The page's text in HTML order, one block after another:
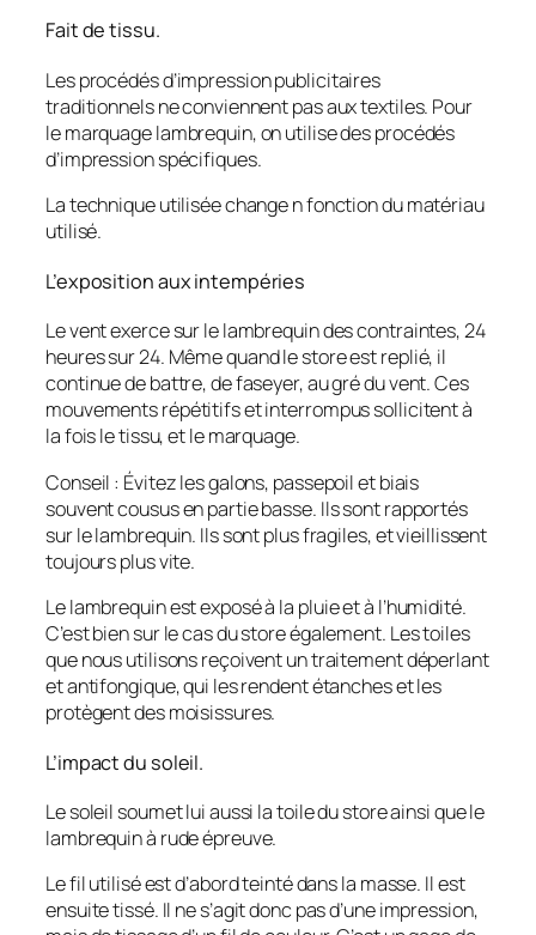
Fait de tissu.
Les procédés d’impression publicitaires
traditionnels ne conviennent pas aux textiles. Pour
le marquage lambrequin, on utilise des procédés
d’impression spécifiques.
La technique utilisée change n fonction du matériau
utilisé.
L’exposition aux intempéries
Le vent exerce sur le lambrequin des contraintes, 24
heures sur 24. Même quand le store est replié, il
continue de battre, de faseyer, au gré du vent. Ces
mouvements répétitifs et interrompus sollicitent à
la fois le tissu, et le marquage.
Conseil : Évitez les galons, passepoil et biais
souvent cousus en partie basse. Ils sont rapportés
sur le lambrequin. Ils sont plus fragiles, et vieillissent
toujours plus vite.
Le lambrequin est exposé à la pluie et à l’humidité.
C’est bien sur le cas du store également. Les toiles
que nous utilisons reçoivent un traitement déperlant
et antifongique, qui les rendent étanches et les
protègent des moisissures.
L’impact du soleil.
Le soleil soumet lui aussi la toile du store ainsi que le
lambrequin à rude épreuve.
Le fil utilisé est d’abord teinté dans la masse. Il est
ensuite tissé. Il ne s’agit donc pas d’une impression,